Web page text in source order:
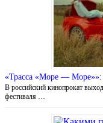
«Трасса «Море —
В российский кинопрокат
фестиваля …